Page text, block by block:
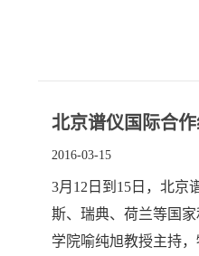
北京谱仪国际合
2016-03-15
3月12日到15日，北京
斯、瑞典、荷兰等国
学院喻纯旭教授主持